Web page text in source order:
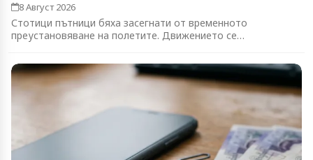
8 Август 2026
Стотици пътници бяха засегнати от временното
преустановяване на полетите. Движението се